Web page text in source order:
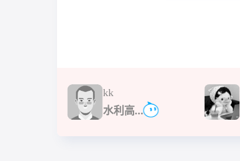
kk
水利高...